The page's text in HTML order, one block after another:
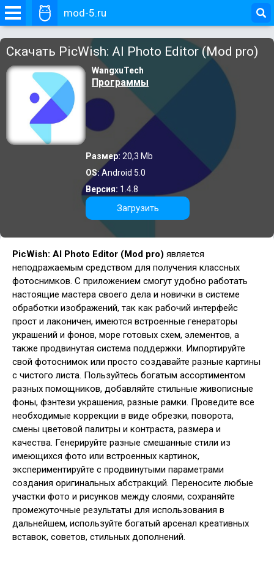
mod-5.ru
Скачать PicWish: AI Photo Editor (Mod pro)
WangxuTech
Программы
Размер: 20,3 Mb
OS:Android 5.0
Версия: 1.4.8
Загрузить
PicWish: AI Photo Editor (Mod pro) является
неподражаемым средством для получения классных
фотоснимков. С приложением смогут удобно работать
настоящие мастера своего дела и новички в системе
обработки изображений, так как рабочий интерфейс
прост и лаконичен, имеются встроенные генераторы
украшений и фонов, море готовых схем, элементов, а
также продвинутая система поддержки. Импортируйте
свой фотоснимок или просто создавайте разные картины
с чистого листа. Пользуйтесь богатым ассортиментом
разных помощников, добавляйте стильные живописные
фоны, фэнтези украшения, разные рамки. Проведите все
необходимые коррекции в виде обрезки, поворота,
смены цветовой палитры и контраста, размера и
качества. Генерируйте разные смешанные стили из
имеющихся фото или встроенных картинок,
экспериментируйте с продвинутыми параметрами
создания оригинальных абстракций. Переносите любые
участки фото и рисунков между слоями, сохраняйте
промежуточные результаты для использования в
дальнейшем, используйте богатый арсенал креативных
вставок, советов, стильных дополнений.